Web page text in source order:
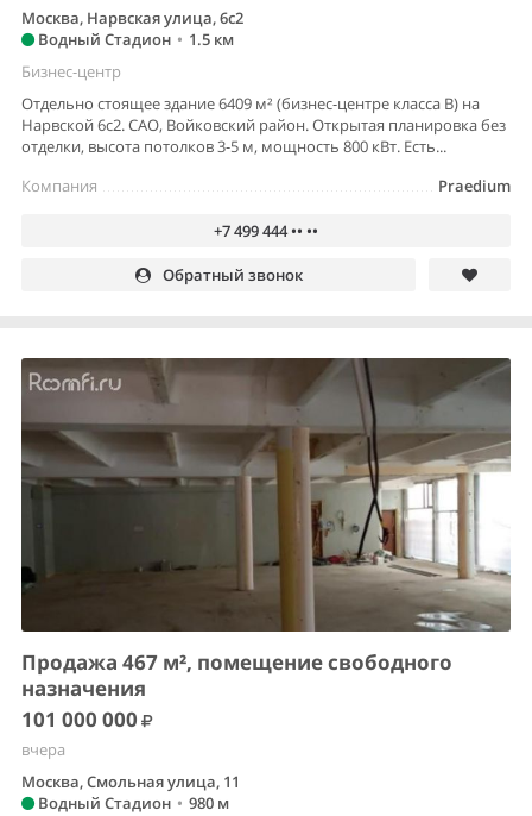
Москва, Нарвская улица, 6с2
Водный Стадион • 1.5 км
Бизнес-центр
Отдельно стоящее здание 6409 м² (бизнес-центре класса В) на
Нарвской 6с2. САО, Войковский район. Открытая планировка без
отделки, высота потолков 3-5 м, мощность 800 кВт. Есть...
Praedium
Компания
+7 499 444 •• ••
Обратный звонок
Продажа 467 м², помещение свободного
назначения
101 000 000
вчера
Москва, Смольная улица, 11
Водный Стадион • 980 м